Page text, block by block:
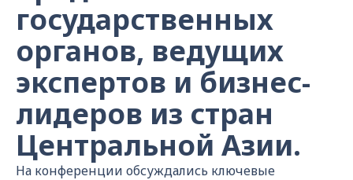
государственных
органов, ведущих
экспертов и бизнес-
лидеров из стран
Центральной Азии.
На конференции обсуждались ключевые